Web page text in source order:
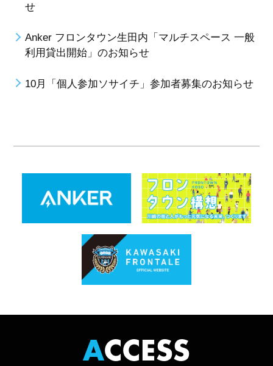
せ
Anker フロンタウン生田内「マルチスペース 一般
利用貸出開始」のお知らせ
10月「個人参加ソサイチ」参加者募集のお知らせ
ACCESS